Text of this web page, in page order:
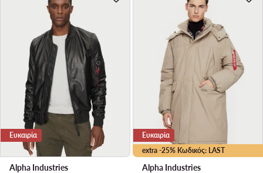
Ευκαιρία
Alpha Industries
extra -25% Κωδικός: LAST
Ευκαιρία
Alpha Industries